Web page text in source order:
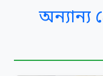
অন্যান্য